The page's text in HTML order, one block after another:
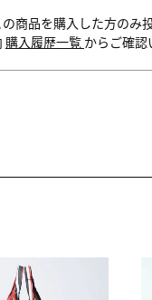
商品を購入した方のみ
購入履歴一覧 からご確認